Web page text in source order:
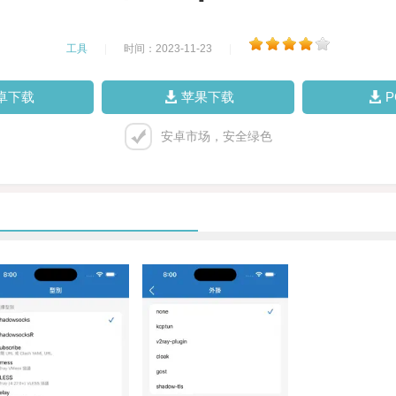
工具 时间：2023-11-23
下载 苹果下载
安卓市场，安全绿色